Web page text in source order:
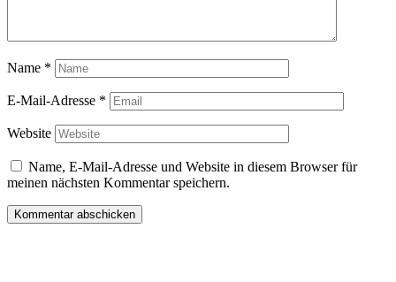
Name *
E-Mail-Adresse *
Website
Name, E-Mail-Adresse und Website in diesem Browser für
meinen nächsten Kommentar speichern.